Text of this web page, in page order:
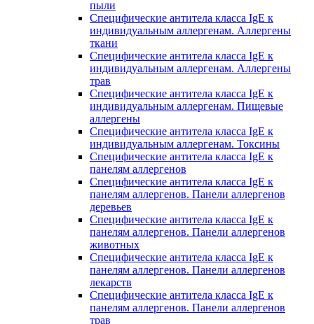
пыли
Специфические антитела класса IgE к
индивидуальным аллергенам. Аллергены
ткани
Специфические антитела класса IgE к
индивидуальным аллергенам. Аллергены
трав
Специфические антитела класса IgE к
индивидуальным аллергенам. Пищевые
аллергены
Специфические антитела класса IgE к
индивидуальным аллергенам. Токсины
Специфические антитела класса IgE к
панелям аллергенов
Специфические антитела класса IgE к
панелям аллергенов. Панели аллергенов
деревьев
Специфические антитела класса IgE к
панелям аллергенов. Панели аллергенов
животных
Специфические антитела класса IgE к
панелям аллергенов. Панели аллергенов
лекарств
Специфические антитела класса IgE к
панелям аллергенов. Панели аллергенов
трав